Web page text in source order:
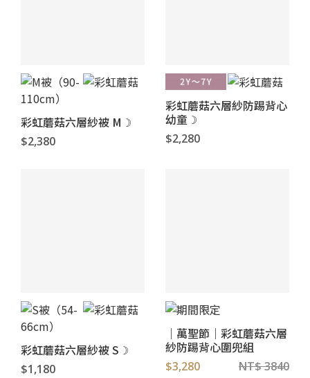
彩虹蘑菇六層紗被 M☽
$2,380
彩虹蘑菇六層紗防踢背心
幼童☽
$2,280
彩虹蘑菇六層紗被 S☽
$1,180
｜萬聖節｜彩虹蘑菇六層
紗防踢背心圍兜組
$3,280 NT$ 3840